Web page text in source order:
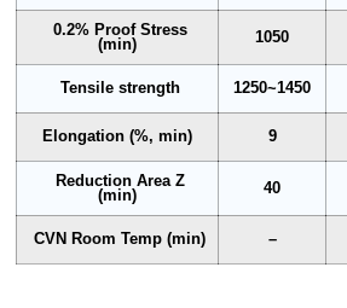
0.2% Proof Stress
(min)
1050
Tensile strength 1250~1450
Elongation (%, min) 9
Reduction Area Z
(min)
40
CVN Room Temp (min) –